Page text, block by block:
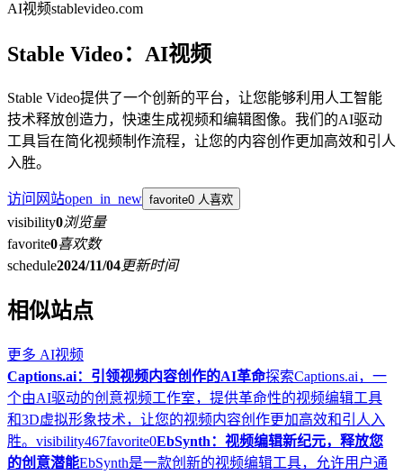
AI视频stablevideo.com
Stable Video：AI视频
Stable Video提供了一个创新的平台，让您能够利用人工智能
技术释放创造力，快速生成视频和编辑图像。我们的AI驱动
工具旨在简化视频制作流程，让您的内容创作更加高效和引人
入胜。
访问网站open_in_new favorite0 人喜欢
visibility0浏览量
favorite0喜欢数
schedule2024/11/04更新时间
相似站点
更多 AI视频
Captions.ai：引领视频内容创作的AI革命探索Captions.ai，一
个由AI驱动的创意视频工作室，提供革命性的视频编辑工具
和3D虚拟形象技术，让您的视频内容创作更加高效和引人入
胜。 visibility467favorite0EbSynth：视频编辑新纪元，释放您
的创意潜能EbSynth是一款创新的视频编辑工具，允许用户通